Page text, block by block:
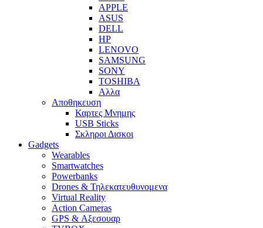
APPLE
ASUS
DELL
HP
LENOVO
SAMSUNG
SONY
TOSHIBA
Αλλα
Αποθηκευση
Καρτες Μνημης
USB Sticks
Σκληροι Δισκοι
Gadgets
Wearables
Smartwatches
Powerbanks
Drones & Τηλεκατευθυνομενα
Virtual Reality
Action Cameras
GPS & Αξεσουαρ